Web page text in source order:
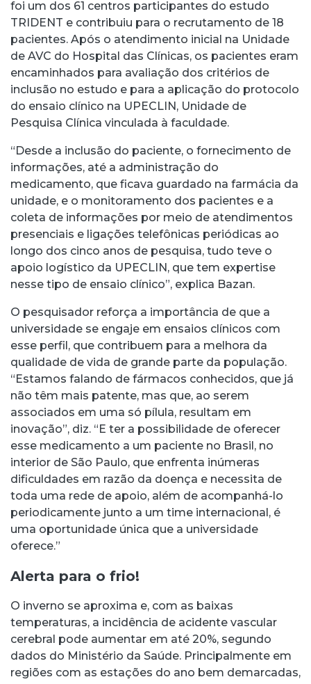
foi um dos 61 centros participantes do estudo
TRIDENT e contribuiu para o recrutamento de 18
pacientes. Após o atendimento inicial na Unidade
de AVC do Hospital das Clínicas, os pacientes eram
encaminhados para avaliação dos critérios de
inclusão no estudo e para a aplicação do protocolo
do ensaio clínico na UPECLIN, Unidade de
Pesquisa Clínica vinculada à faculdade.
“Desde a inclusão do paciente, o fornecimento de
informações, até a administração do
medicamento, que ficava guardado na farmácia da
unidade, e o monitoramento dos pacientes e a
coleta de informações por meio de atendimentos
presenciais e ligações telefônicas periódicas ao
longo dos cinco anos de pesquisa, tudo teve o
apoio logístico da UPECLIN, que tem expertise
nesse tipo de ensaio clínico”, explica Bazan.
O pesquisador reforça a importância de que a
universidade se engaje em ensaios clínicos com
esse perfil, que contribuem para a melhora da
qualidade de vida de grande parte da população.
“Estamos falando de fármacos conhecidos, que já
não têm mais patente, mas que, ao serem
associados em uma só pílula, resultam em
inovação”, diz. “E ter a possibilidade de oferecer
esse medicamento a um paciente no Brasil, no
interior de São Paulo, que enfrenta inúmeras
dificuldades em razão da doença e necessita de
toda uma rede de apoio, além de acompanhá-lo
periodicamente junto a um time internacional, é
uma oportunidade única que a universidade
oferece.”
Alerta para o frio!
O inverno se aproxima e, com as baixas
temperaturas, a incidência de acidente vascular
cerebral pode aumentar em até 20%, segundo
dados do Ministério da Saúde. Principalmente em
regiões com as estações do ano bem demarcadas,